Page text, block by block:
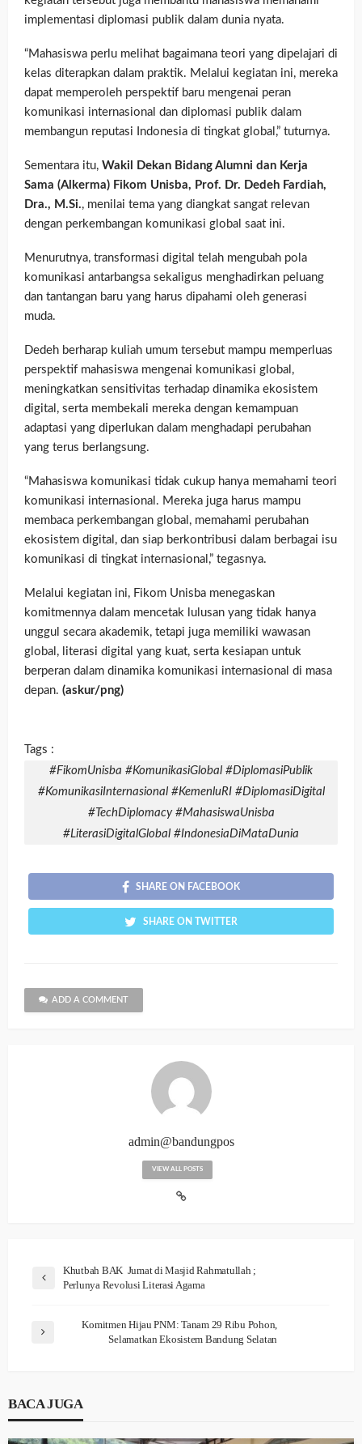
implementasi diplomasi publik dalam dunia nyata.
“Mahasiswa perlu melihat bagaimana teori yang dipelajari di
kelas diterapkan dalam praktik. Melalui kegiatan ini, mereka
dapat memperoleh perspektif baru mengenai peran
komunikasi internasional dan diplomasi publik dalam
membangun reputasi Indonesia di tingkat global,” tuturnya.
Sementara itu, Wakil Dekan Bidang Alumni dan Kerja
Sama (Alkerma) Fikom Unisba, Prof. Dr. Dedeh Fardiah,
Dra., M.Si., menilai tema yang diangkat sangat relevan
dengan perkembangan komunikasi global saat ini.
Menurutnya, transformasi digital telah mengubah pola
komunikasi antarbangsa sekaligus menghadirkan peluang
dan tantangan baru yang harus dipahami oleh generasi
muda.
Dedeh berharap kuliah umum tersebut mampu memperluas
perspektif mahasiswa mengenai komunikasi global,
meningkatkan sensitivitas terhadap dinamika ekosistem
digital, serta membekali mereka dengan kemampuan
adaptasi yang diperlukan dalam menghadapi perubahan
yang terus berlangsung.
“Mahasiswa komunikasi tidak cukup hanya memahami teori
komunikasi internasional. Mereka juga harus mampu
membaca perkembangan global, memahami perubahan
ekosistem digital, dan siap berkontribusi dalam berbagai isu
komunikasi di tingkat internasional,” tegasnya.
Melalui kegiatan ini, Fikom Unisba menegaskan
komitmennya dalam mencetak lulusan yang tidak hanya
unggul secara akademik, tetapi juga memiliki wawasan
global, literasi digital yang kuat, serta kesiapan untuk
berperan dalam dinamika komunikasi internasional di masa
depan. (askur/png)
Tags :
#FikomUnisba #KomunikasiGlobal #DiplomasiPublik
#KomunikasiInternasional #KemenluRI #DiplomasiDigital
#TechDiplomacy #MahasiswaUnisba
#LiterasiDigitalGlobal #IndonesiaDiMataDunia
SHARE ON FACEBOOK
SHARE ON TWITTER
ADD A COMMENT
admin@bandungpos
VIEW ALL POSTS
Khutbah BAK Jumat di Masjid Rahmatullah ;
Perlunya Revolusi Literasi Agama
Komitmen Hijau PNM: Tanam 29 Ribu Pohon,
Selamatkan Ekosistem Bandung Selatan
BACA JUGA